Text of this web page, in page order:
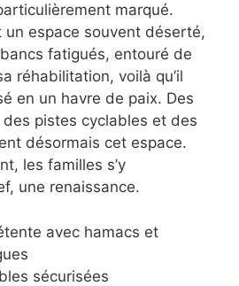
marqué.
un espace souvent déserté,
fatigués, entouré de
réhabilitation, voilà qu’il
en un havre de paix. Des
pistes cyclables et des
désormais cet espace.
les familles s’y
une renaissance.
avec hamacs et
sécurisées